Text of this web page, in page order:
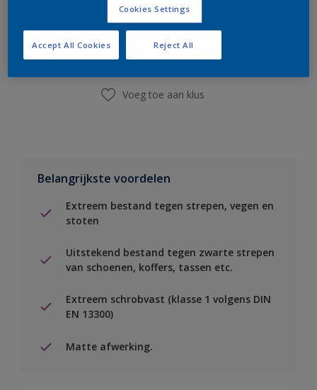
Boodschappenlijst
Vind een winkel
Voeg toe aan klus
Belangrijkste voordelen
Extreem bestand tegen strepen, vegen en
stoten
Uitstekend bestand tegen zwarte strepen
van schoenen, koffers, tassen etc.
Extreem schrobvast (klasse 1 volgens DIN
EN 13300)
Matte afwerking.
Cookies Settings
Reject All
Accept All Cookies